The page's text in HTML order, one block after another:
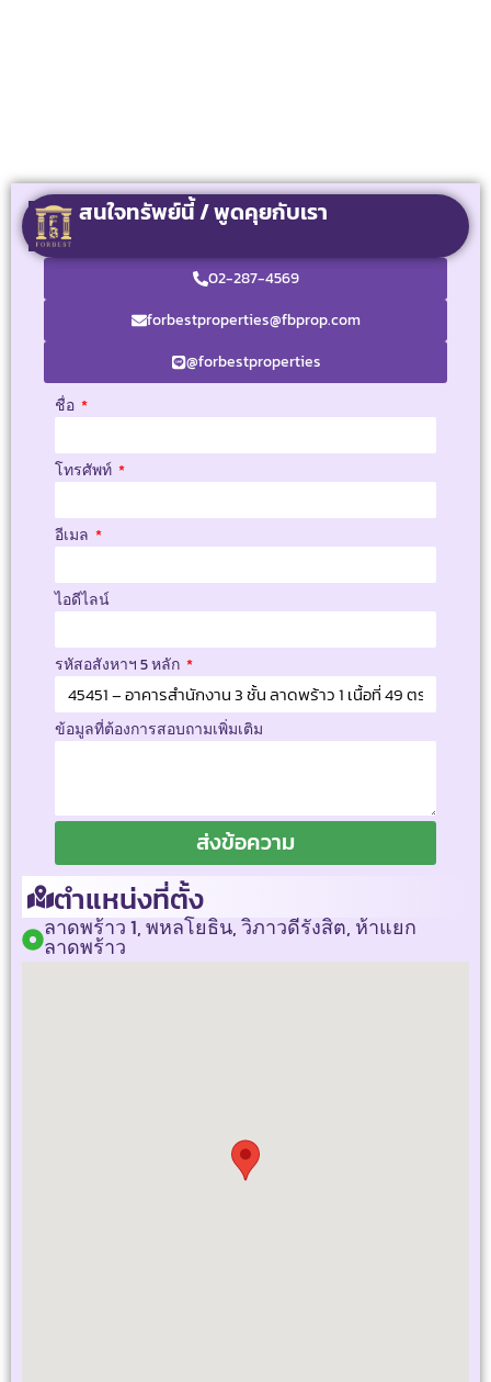
สนใจทรัพย์นี้ / พูดคุยกับเรา
02-287-4569
forbestproperties@fbprop.com
@forbestproperties
ชื่อ
โทรศัพท์
อีเมล
ไอดีไลน์
รหัสอสังหาฯ 5 หลัก
ข้อมูลที่ต้องการสอบถามเพิ่มเติม
ส่งข้อความ
ตำแหน่งที่ตั้ง
ลาดพร้าว 1, พหลโยธิน, วิภาวดีรังสิต, ห้าแยก
ลาดพร้าว